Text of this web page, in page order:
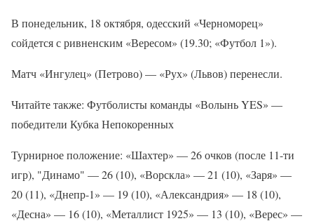
В понедельник, 18 октября, одесский «Черноморец»
сойдется с ривненским «Вересом» (19.30; «Футбол 1»).
Матч «Ингулец» (Петрово) — «Рух» (Львов) перенесли.
Читайте также: Футболисты команды «Волынь YES» —
победители Кубка Непокоренных
Турнирное положение: «Шахтер» — 26 очков (после 11-ти
игр), "Динамо" — 26 (10), «Ворскла» — 21 (10), «Заря» —
20 (11), «Днепр-1» — 19 (10), «Александрия» — 18 (10),
«Десна» — 16 (10), «Металлист 1925» — 13 (10), «Верес» —